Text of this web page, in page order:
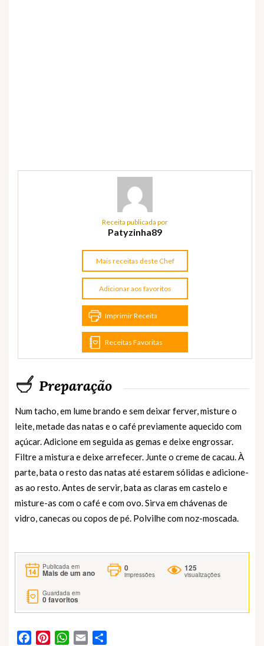
Receita publicada por
Patyzinha89
Mais receitas deste Chef
Adicionar aos favoritos
Imprimir Receita
Receitas Favoritas
Preparação
Num tacho, em lume brando e sem deixar ferver, misture o
leite, metade das natas e o café previamente aquecido com
açúcar. Adicione em seguida as gemas e deixe engrossar.
Filtre a mistura e deixe arrefecer. Junte o creme de cacau. À
parte, bata o resto das natas até estarem sólidas e adicione-
as ao resto. Antes de servir, bata as claras em castelo e
misture-as com o café e com ovo. Sirva em chávenas de
vidro, canecas ou copos de pé. Polvilhe com noz-moscada.
Publicada em
Mais de um ano
0
impressões
125
visualizações
Guardada em
0favoritos
FacebookPinterestWhatsApp
Email